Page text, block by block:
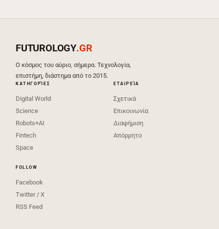
FUTUROLOGY.GR
Ο κόσμος του αύριο, σήμερα. Τεχνολογία,
επιστήμη, διάστημα από το 2015.
ΚΑΤΗΓΟΡΊΕΣ
Digital World
Science
Robots+AI
Fintech
Space
ΕΤΑΙΡΕΊΑ
Σχετικά
Επικοινωνία
Διαφήμιση
Απόρρητο
FOLLOW
Facebook
Twitter / X
RSS Feed